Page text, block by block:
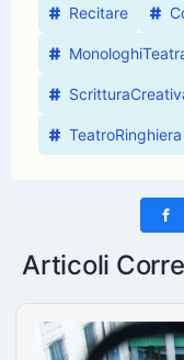
Recitare
TeatroRinghiera
Articoli